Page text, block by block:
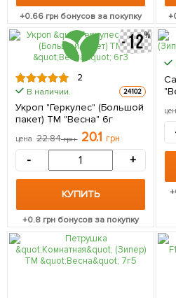
+0.66 грн бонусов за покупку +
2
В наличии. 24102
Укроп "Геркулес" (Большой
пакет) ТМ "Весна" 6г
цена 22.84грн 20.1 грн
- +
КУПИТЬ
+0.8 грн бонусов за покупку
+